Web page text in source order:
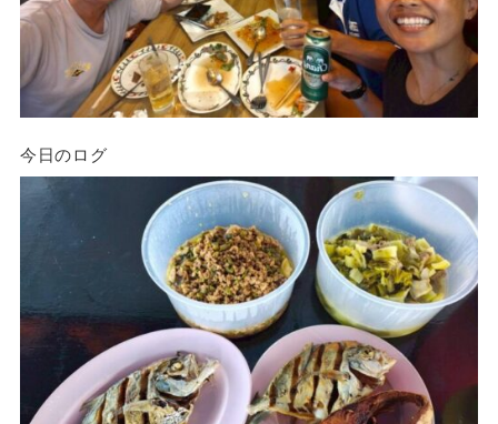
今日のログ